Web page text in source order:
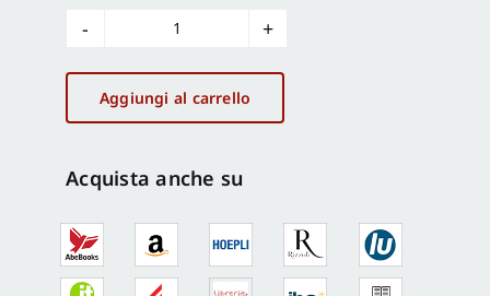
Fellini
nel
mondo
-
quantità
Aggiungi al carrello
Acquista anche su